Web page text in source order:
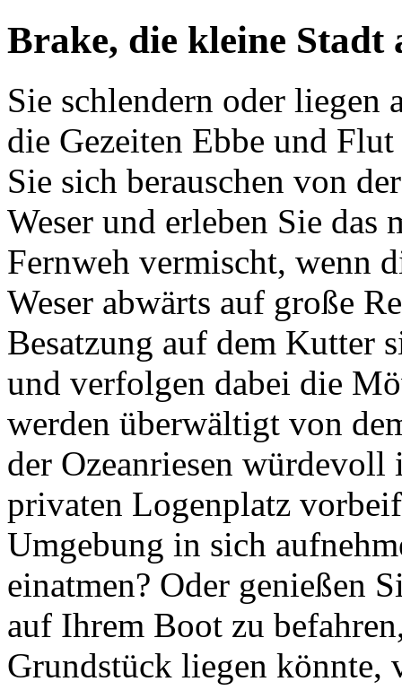
Brake, die kleine Stadt
Sie schlendern oder liegen
die Gezeiten Ebbe und
Sie sich berauschen von
Weser und erleben Sie
Fernweh vermischt, wenn
Weser abwärts auf große
Besatzung auf dem Kutter
und verfolgen dabei die
werden überwältigt von
der Ozeanriesen würdevoll
privaten Logenplatz
Umgebung in sich
einatmen? Oder genießen
auf Ihrem Boot zu
Grundstück liegen könnte,